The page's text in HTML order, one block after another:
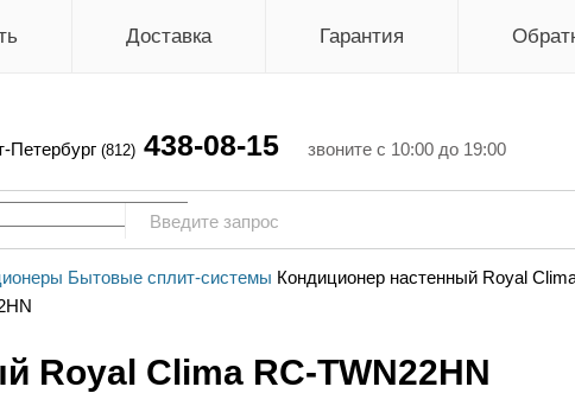
Доставка Гарантия
Петербург (812) 438-08-15 звоните с 10:00 до 19:00
Бытовые сплит-системы Кондиционер настенный Royal
Royal Clima RC-TWN22HN